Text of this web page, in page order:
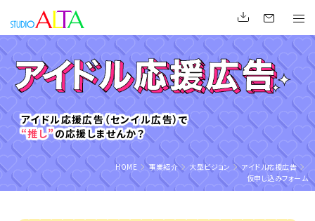
アイドル応援広告（センイル広告）で
“推し”の応援しませんか？
HOME 事業紹介 大型ビジョン
アイドル応援広告
仮申し込みフォーム